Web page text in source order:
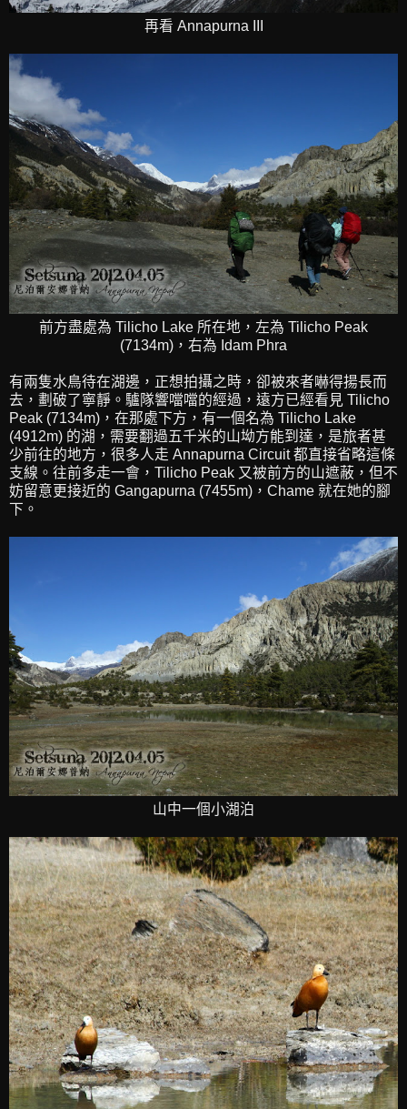
再看 Annapurna III
前方盡處為 Tilicho Lake 所在地，左為 Tilicho Peak
(7134m)，右為 Idam Phra
有兩隻水鳥待在湖邊，正想拍攝之時，卻被來者嚇得揚長而
去，劃破了寧靜。驢隊響噹噹的經過，遠方已經看見 Tilicho
Peak (7134m)，在那處下方，有一個名為 Tilicho Lake
(4912m) 的湖，需要翻過五千米的山坳方能到達，是旅者甚
少前往的地方，很多人走 Annapurna Circuit 都直接省略這條
支線。往前多走一會，Tilicho Peak 又被前方的山遮蔽，但不
妨留意更接近的 Gangapurna (7455m)，Chame 就在她的腳
下。
山中一個小湖泊